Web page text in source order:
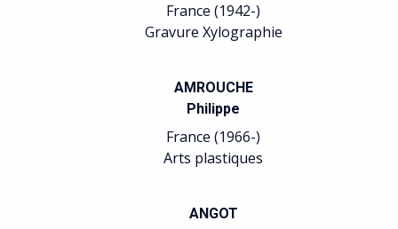
France (1942-)
Gravure Xylographie
AMROUCHE
Philippe
France (1966-)
Arts plastiques
ANGOT